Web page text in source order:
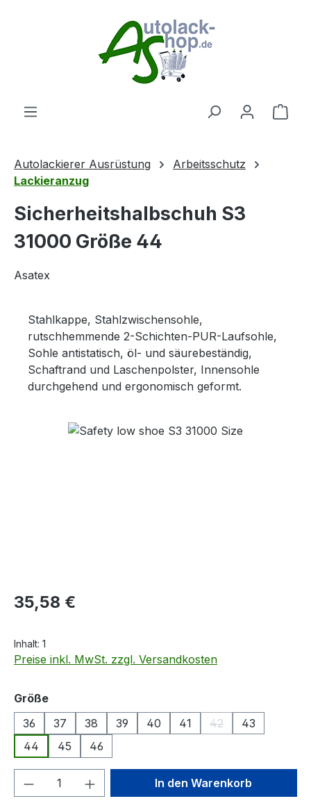
Autolackierer Ausrüstung
Arbeitsschutz
Lackieranzug
Sicherheitshalbschuh S3
31000 Größe 44
Asatex
Stahlkappe, Stahlzwischensohle,
rutschhemmende 2-Schichten-PUR-Laufsohle,
Sohle antistatisch, öl- und säurebeständig,
Schaftrand und Laschenpolster, Innensohle
durchgehend und ergonomisch geformt.
Bildergalerie überspringen
Regulärer Preis:
35,58 €
Inhalt: 1
Preise inkl. MwSt. zzgl. Versandkosten
Größeauswählen
36
37 38 39 40 41 42
(Diese Option ist
43
44
45 46
Produkt Anzahl: Gib denIn den Warenkorb